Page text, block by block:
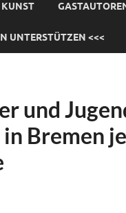
KUNST
UNTERSTÜTZEN <<<
und
Bremen